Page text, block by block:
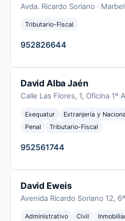
Avda. Ricardo Soriano ·
Tributario-Fiscal
952826644
David Alba Jaén
Calle Las Flores, 1, Oficina 1º
Exequatur Extranjería y
Penal
Tributario-Fiscal
952561744
David Eweis
Avenida Ricardo Soriano 12,
Administrativo Civil